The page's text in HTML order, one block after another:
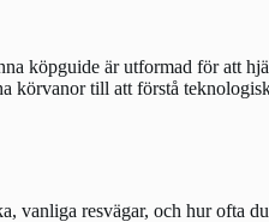
köpguide är utformad för att
körvanor till att förstå
vanliga resvägar, och hur ofta